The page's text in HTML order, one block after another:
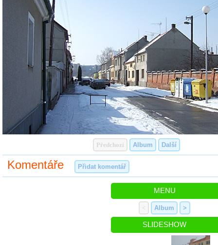
Předchozí Album Další
Komentáře Přidat komentář
MENU
< Album >
SLIDESHOW